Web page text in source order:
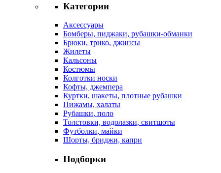
Категории
Аксессуары
Бомберы, пиджаки, рубашки-обманки
Брюки, трико, джинсы
Жилеты
Кальсоны
Костюмы
Колготки носки
Кофты, джемпера
Куртки, шакеты, плотные рубашки
Пижамы, халаты
Рубашки, поло
Толстовки, водолазки, свитшоты
Футболки, майки
Шорты, бриджи, капри
Подборки